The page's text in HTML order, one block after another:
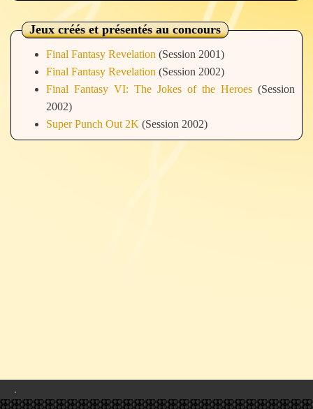
Se connecter
S'inscrire
Jeux créés et présentés au concours
Final Fantasy Revelation (Session 2001)
Final Fantasy Revelation (Session 2002)
Final Fantasy VI: The Jokes of the Heroes (Session
2002)
Super Punch Out 2K (Session 2002)
.